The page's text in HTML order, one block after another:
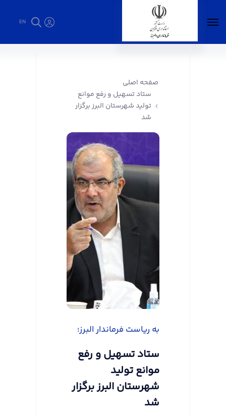
EN
صفحه اصلی
ستاد تسهیل و رفع موانع
تولید شهرستان البرز برگزار
شد
به ریاست فرماندار البرز؛
ستاد تسهیل و رفع
موانع تولید
شهرستان البرز برگزار
شد